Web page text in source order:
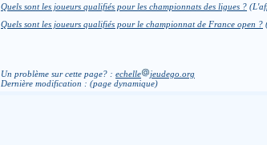
Quels sont les joueurs qualifiés pour les championnats des ligues ?
Quels sont les joueurs qualifiés pour le championnat de France open ?
Un problème sur cette page? : echelle
jeudego.org
Dernière modification : (page dynamique)